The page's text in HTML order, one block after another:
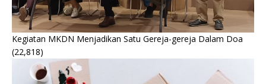
Kegiatan MKDN Menjadikan Satu Gereja-gereja Dalam Doa
(22,818)